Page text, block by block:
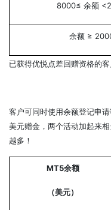
8000≤ 余额
余额 ≥
已获得优悦点差回赠资格的客
客户可同时使用余额登记申
美元赠金，两个活动加起来
越多！
MT5余额
（美元）